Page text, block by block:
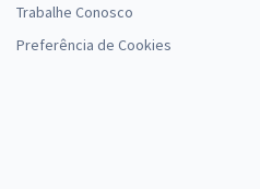
Trabalhe Conosco
Preferência de Cookies